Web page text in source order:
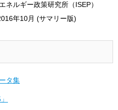
ネルギー政策研究所（ISEP）
年10月 (サマリー版)
タ集